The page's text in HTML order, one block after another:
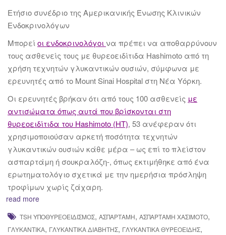
Ετήσιο συνέδριο της Αμερικανικής Ένωσης Κλινικών
Ενδοκρινολόγων
Μπορεί οι ενδοκρινολόγοι να πρέπει να αποθαρρύνουν
τους ασθενείς τους με θυρεοειδίτιδα Hashimoto από τη
χρήση τεχνητών γλυκαντικών ουσιών, σύμφωνα με
ερευνητές από το Mount Sinai Hospital στη Νέα Υόρκη.
Οι ερευνητές βρήκαν ότι από τους 100 ασθενείς με
αντισώματα όπως αυτά που βρίσκονται στη
θυρεοειδίτιδα του Hashimoto (HT), 53 ανέφεραν ότι
χρησιμοποιούσαν αρκετή ποσότητα τεχνητών
γλυκαντικών ουσιών κάθε μέρα – ως επί το πλείστον
ασπαρτάμη ή σουκραλόζη-, όπως εκτιμήθηκε από ένα
ερωτηματολόγιο σχετικά με την ημερήσια πρόσληψη
τροφίμων χωρίς ζάχαρη.
read more
TSH ΥΠΟΘΥΡΕΟΕΙΔΙΣΜΌΣ, ΑΣΠΑΡΤΆΜΗ, ΑΣΠΑΡΤΆΜΗ ΧΑΣΙΜΌΤΟ,
ΓΛΥΚΑΝΤΙΚΆ, ΓΛΥΚΑΝΤΙΚΆ ΔΙΑΒΉΤΗΣ, ΓΛΥΚΑΝΤΙΚΆ ΘΥΡΕΟΕΙΔΉΣ,